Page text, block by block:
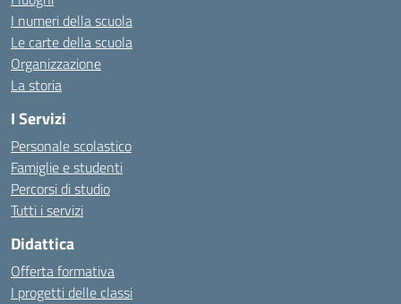
I numeri della scuola
Le carte della scuola
Organizzazione
La storia
I Servizi
Personale scolastico
Famiglie e studenti
Percorsi di studio
Tutti i servizi
Didattica
Offerta formativa
I progetti delle classi